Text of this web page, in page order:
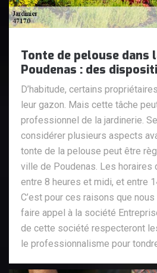
Tonte de pelouse dans
Poudenas : des
D’habitude, certains
leur gazon. Mais cette tâche
professionnel de la jardinerie.
considérer plusieurs aspects
tonte de la pelouse peut être
ville de Poudenas. Les horaires
entre 8 heures et midi, et entre
C’est pour ces raisons que
faire appel à la société
de cette société respecteront
le professionnalisme pour